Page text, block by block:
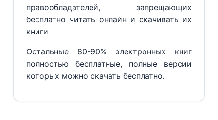
правообладателей, запрещающих
бесплатно читать онлайн и скачивать их
книги.
Остальные 80-90% электронных книг
полностью бесплатные, полные версии
которых можно скачать бесплатно.